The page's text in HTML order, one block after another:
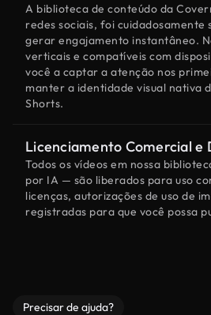
A biblioteca de conteúdo da
redes sociais, foi cuidadosamente
gerar engajamento instantâneo.
verticais e compatíveis com
você a captar a atenção nos
manter a identidade visual nativa
Shorts.
Licenciamento Comercial e
Todos os vídeos em nossa
por IA — são liberados para uso
licenças, autorizações de uso de
registradas para que você possa
Precisar de ajuda?